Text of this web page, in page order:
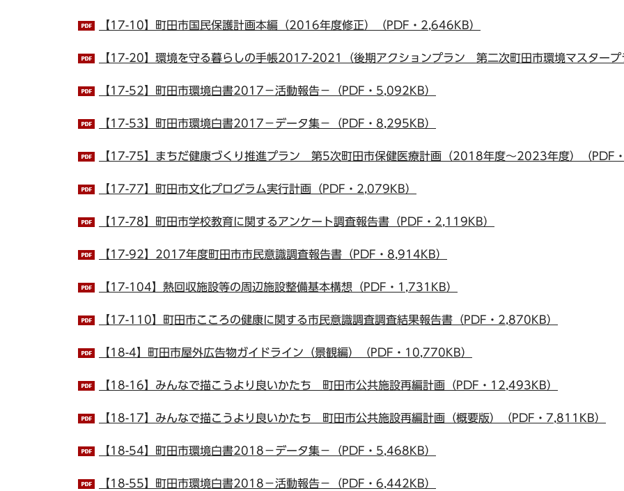
【17-10】町田市国民保護計画本編（2016年度修正）（PDF・2,646KB）
【17-20】環境を守る暮らしの手帳2017-2021（後期アクションプラン 第二次町田市環境マスター
【17-52】町田市環境白書2017－活動報告－（PDF・5,092KB）
【17-53】町田市環境白書2017－データ集－（PDF・8,295KB）
【17-75】まちだ健康づくり推進プラン 第5次町田市保健医療計画（2018年度～2023年度）（PDF
【17-77】町田市文化プログラム実行計画（PDF・2,079KB）
【17-78】町田市学校教育に関するアンケート調査報告書（PDF・2,119KB）
【17-92】2017年度町田市市民意識調査報告書（PDF・8,914KB）
【17-104】熱回収施設等の周辺施設整備基本構想（PDF・1,731KB）
【17-110】町田市こころの健康に関する市民意識調査調査結果報告書（PDF・2,870KB）
【18-4】町田市屋外広告物ガイドライン（景観編）（PDF・10,770KB）
【18-16】みんなで描こうより良いかたち 町田市公共施設再編計画（PDF・12,493KB）
【18-17】みんなで描こうより良いかたち 町田市公共施設再編計画（概要版）（PDF・7,811KB）
【18-54】町田市環境白書2018－データ集－（PDF・5,468KB）
【18-55】町田市環境白書2018－活動報告－（PDF・6,442KB）